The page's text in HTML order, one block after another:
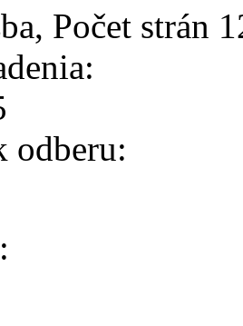
Počet strán
odberu: